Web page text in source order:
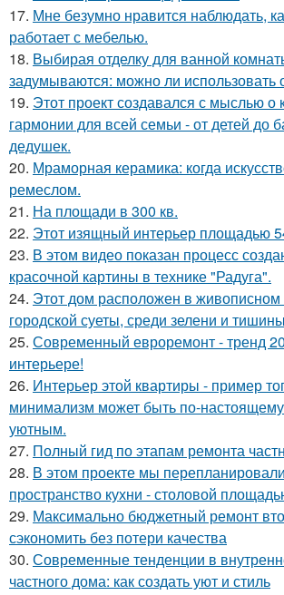
17. Мне безумно нравится наблюдать,
работает с мебелью.
18. Выбирая отделку для ванной
задумываются: можно ли использовать
19. Этот проект создавался с мыслью о
гармонии для всей семьи - от детей до
дедушек.
20. Мраморная керамика: когда
ремеслом.
21. На площади в 300 кв.
22. Этот изящный интерьер площадью
23. В этом видео показан процесс
красочной картины в технике "Радуга".
24. Этот дом расположен в живописном
городской суеты, среди зелени и
25. Современный евроремонт - тренд
интерьере!
26. Интерьер этой квартиры - пример
минимализм может быть по-
уютным.
27. Полный гид по этапам ремонта
28. В этом проекте мы
пространство кухни - столовой
29. Максимально бюджетный ремонт
сэкономить без потери качества
30. Современные тенденции в
частного дома: как создать уют и стиль